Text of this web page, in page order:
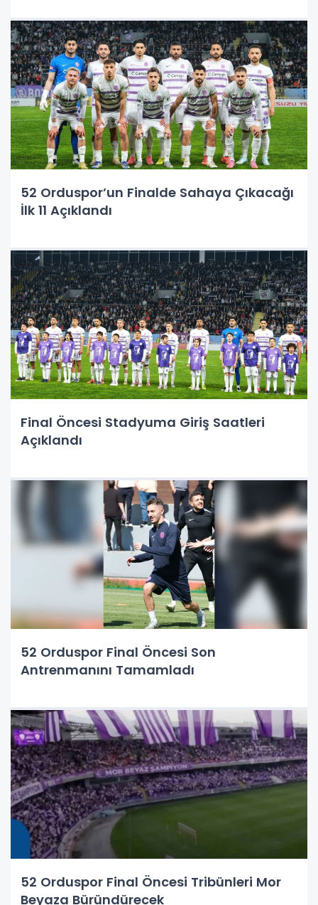
52 Orduspor’un Finalde Sahaya Çıkacağı
İlk 11 Açıklandı
Final Öncesi Stadyuma Giriş Saatleri
Açıklandı
52 Orduspor Final Öncesi Son
Antrenmanını Tamamladı
52 Orduspor Final Öncesi Tribünleri Mor
Beyaza Büründürecek